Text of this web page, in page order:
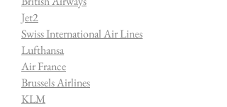
Jet2
Swiss International Air Lines
Lufthansa
AirFrance
Brussels Airlines
KLM